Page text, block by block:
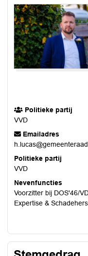
Politieke partij
VVD
Emailadres
Politieke partij
VVD
Nevenfuncties
Voorzitter bij DOS'46/
Expertise &